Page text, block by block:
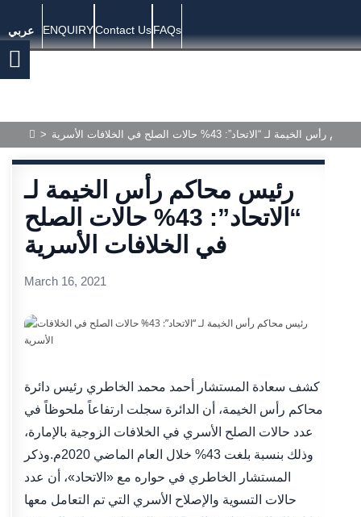
عربي ENQUIRYContact UsFAQs
> الخيمة لـ “الاتحاد”: 43% حالات الصلح في الخلافات الأسرية
رئيس محاكم رأس الخيمة لـ
“الاتحاد”: 43% حالات الصلح
في الخلافات الأسرية
March 16, 2021
كشف سعادة المستشار أحمد محمد الخاطري رئيس دائرة
محاكم رأس الخيمة، أن الدائرة سجلت ارتفاعاً ملحوظاً في
عدد حالات الصلح الأسري في الخلافات الزوجية بالإمارة،
وذلك بنسبة بلغت 43% خلال العام الماضي 2020م.وذكر
المستشار الخاطري في حواره مع «الاتحاد»، أن عدد
حالات التسوية والإصلاح الأسري التي تم التعامل معها